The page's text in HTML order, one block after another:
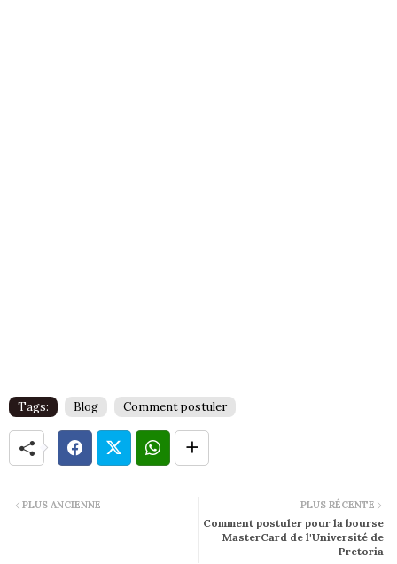
Tags: Blog Comment postuler
PLUS RÉCENTE
Comment postuler pour la bourse
MasterCard de l'Université de
Pretoria
PLUS ANCIENNE